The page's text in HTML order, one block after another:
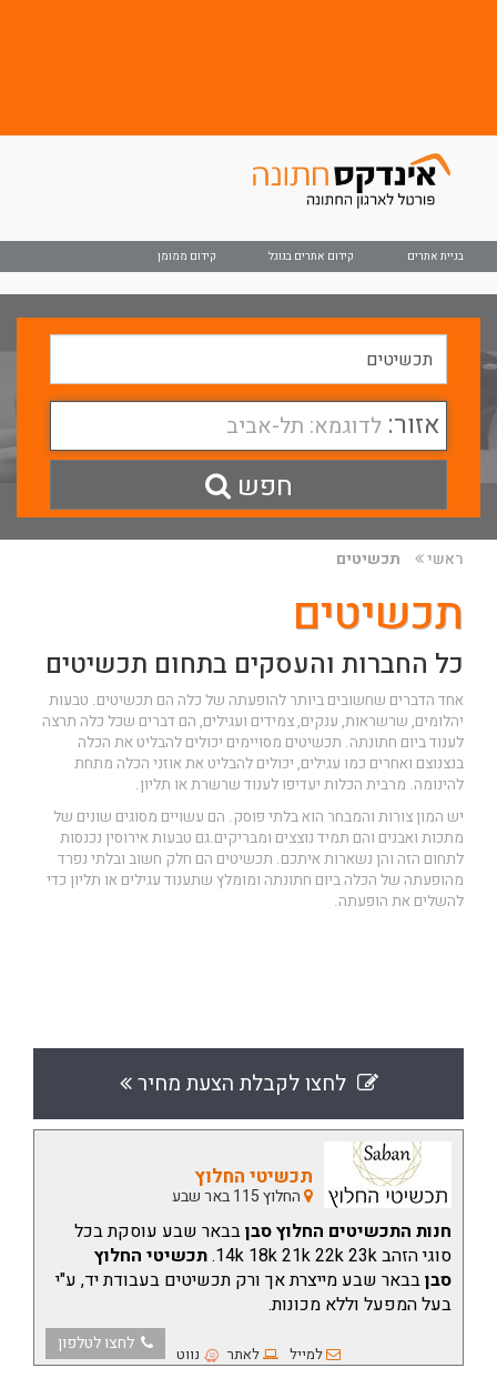
בניית אתרים קידום אתרים בגוגל קידום ממומן
אזור: לדוגמא: תל-אביב
חפש
ראשי תכשיטים
תכשיטים
כל החברות והעסקים בתחום תכשיטים
אחד הדברים שחשובים ביותר להופעתה של כלה הם תכשיטים. טבעות
יהלומים, שרשראות, ענקים, צמידים ועגילים, הם דברים שכל כלה תרצה
לענוד ביום חתונתה. תכשיטים מסויימים יכולים להבליט את הכלה
בנצנוצם ואחרים כמו עגילים, יכולים להבליט את אוזני הכלה מתחת
להינומה. מרבית הכלות יעדיפו לענוד שרשרת או תליון.
יש המון צורות והמבחר הוא בלתי פוסק. הם עשויים מסוגים שונים של
מתכות ואבנים והם תמיד נוצצים ומבריקים.גם טבעות אירוסין נכנסות
לתחום הזה והן נשארות איתכם. תכשיטים הם חלק חשוב ובלתי נפרד
מהופעתה של הכלה ביום חתונתה ומומלץ שתענוד עגילים או תליון כדי
להשלים את הופעתה.
לחצו לקבלת הצעת מחיר
תכשיטי החלוץ
החלוץ 115 באר שבע
חנות התכשיטים החלוץ סבןבבאר שבע עוסקת בכל
סוגי הזהב 14k 18k 21k 22k 23k.
תכשיטי החלוץ
סבןבבאר שבע מייצרת אך ורק תכשיטים בעבודת יד, ע"י
בעל המפעל וללא מכונות.
למייל לאתר נווט לחצו לטלפון